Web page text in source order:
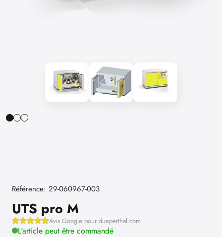
Référence: 29-060967-003
UTS pro M
Avis Google pour dueperthal.com
L'article peut être commandé